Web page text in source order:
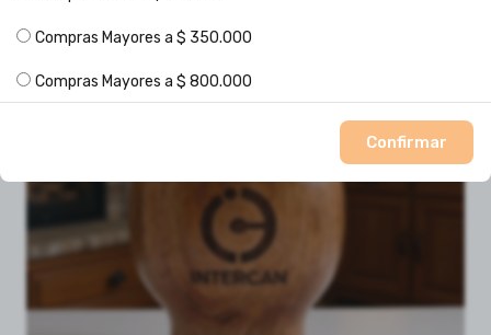
Contamos con Stock
Compras Mayores a $ 350.000
Compras Mayores a $ 800.000
Confirmar